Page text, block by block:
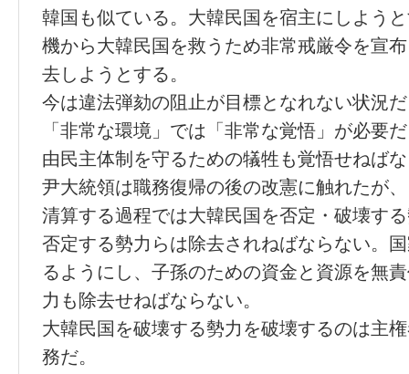
韓国も似ている。大韓民国を宿主にしよう
機から大韓民国を救うため非常戒厳令を宣
去しようとする。
今は違法弾劾の阻止が目標となれない状況
「非常な環境」では「非常な覚悟」が必要
由民主体制を守るための犠牲も覚悟せねば
尹大統領は職務復帰の後の改憲に触れたが
清算する過程では大韓民国を否定・破壊す
否定する勢力らは除去されねばならない。
るようにし、子孫のための資金と資源を無
力も除去せねばならない。
大韓民国を破壊する勢力を破壊するのは主
務だ。